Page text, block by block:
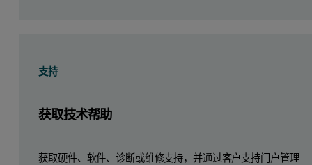
支持
获取技术帮助
获取硬件、软件、诊断或维修支持，并通过客户支持门户管理